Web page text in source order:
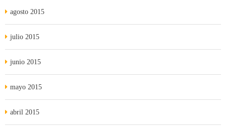
agosto 2015
julio 2015
junio 2015
mayo 2015
abril 2015